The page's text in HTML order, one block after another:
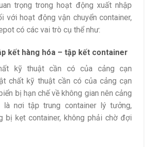
trọng trong hoạt động xuất nhập
với hoạt động vận chuyển container,
có các vai trò cụ thể như:
kết hàng hóa – tập kết container
kỹ thuật cần có của cảng cạn
chất kỹ thuật cần có của cảng cạn
bị hạn chế về không gian nên cảng
nơi tập trung container lý tưởng,
bị kẹt container, không phải chờ đợi